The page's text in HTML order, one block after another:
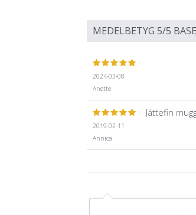
MEDELBETYG 5/5
2024-03-08
Anette
2019-02-11
Annica
Jättefin